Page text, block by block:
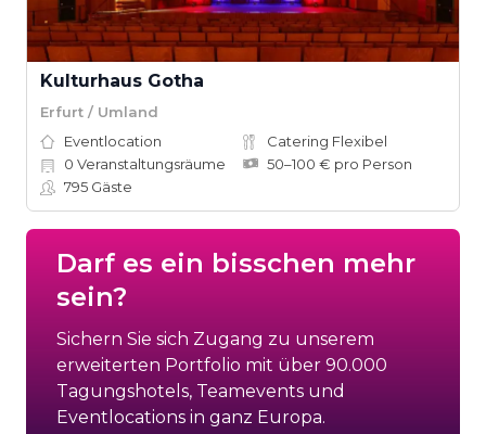
Kulturhaus Gotha
Erfurt / Umland
Eventlocation
Catering Flexibel
0 Veranstaltungsräume
50–100 € pro Person
795 Gäste
Darf es ein bisschen mehr
sein?
Sichern Sie sich Zugang zu unserem
erweiterten Portfolio mit über 90.000
Tagungshotels, Teamevents und
Eventlocations in ganz Europa.